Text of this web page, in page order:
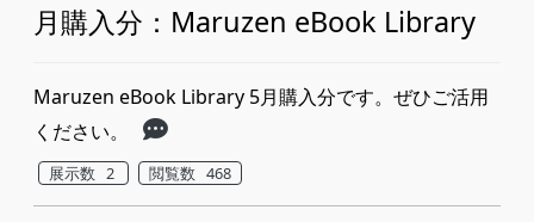
月購入分：Maruzen eBook Library
Maruzen eBook Library 5月購入分です。ぜひご活用
ください。
展示数 2 閲覧数 468